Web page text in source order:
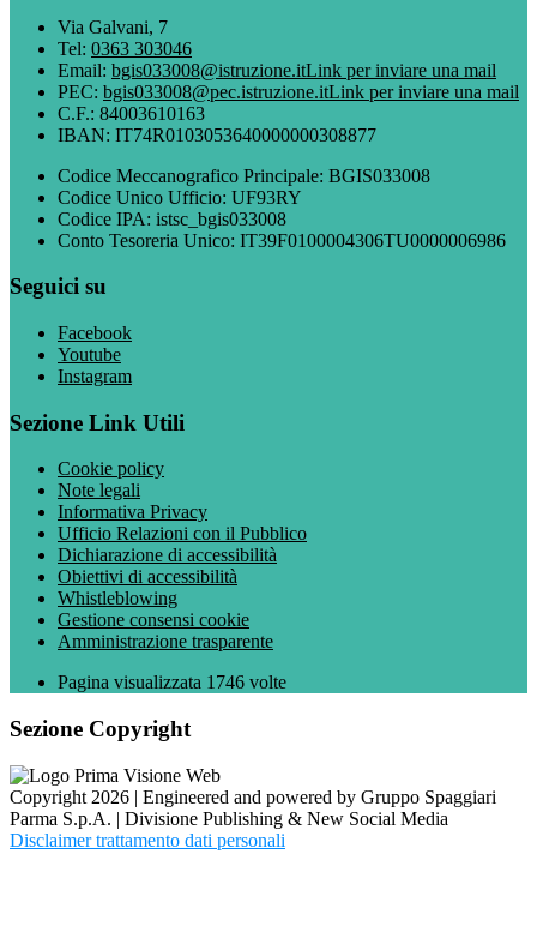
Via Galvani, 7
Tel: 0363 303046
Email: bgis033008@istruzione.itLink per inviare una mail
PEC: bgis033008@pec.istruzione.itLink per inviare una mail
C.F.: 84003610163
IBAN: IT74R0103053640000000308877
Codice Meccanografico Principale: BGIS033008
Codice Unico Ufficio: UF93RY
Codice IPA: istsc_bgis033008
Conto Tesoreria Unico: IT39F0100004306TU0000006986
Seguici su
Facebook
Youtube
Instagram
Sezione Link Utili
Cookie policy
Note legali
Informativa Privacy
Ufficio Relazioni con il Pubblico
Dichiarazione di accessibilità
Obiettivi di accessibilità
Whistleblowing
Gestione consensi cookie
Amministrazione trasparente
Pagina visualizzata 1746 volte
Sezione Copyright
Copyright 2026 | Engineered and powered by Gruppo Spaggiari
Parma S.p.A. | Divisione Publishing & New Social Media
Disclaimer trattamento dati personali